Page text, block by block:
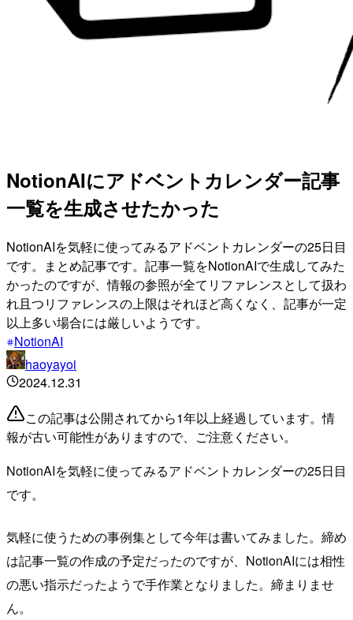
NotionAIにアドベントカレンダー記事
一覧を生成させたかった
NotionAIを気軽に使ってみるアドベントカレンダーの25日目
です。まとめ記事です。記事一覧をNotionAIで生成してみた
かったのですが、情報の参照が全てリファレンスとして扱わ
れ且つリファレンスの上限はそれほど高くなく、記事が一定
以上多い場合には厳しいようです。
NotionAI
haoyayoi
2024.12.31
この記事は公開されてから1年以上経過しています。情
報が古い可能性がありますので、ご注意ください。
NotionAIを気軽に使ってみるアドベントカレンダーの25日目
です。
気軽に使うための事例集として今年は書いてみました。締め
は記事一覧の作成の予定だったのですが、NotionAIには相性
の悪い指示だったようで手作業となりました。締まりませ
ん。